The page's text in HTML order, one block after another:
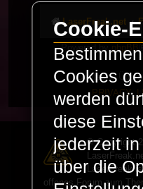
LaserFreak.net
Powered by phpBB
Deutsche
© Copyright
LaserFreak
offenes Forum zum
Cookie-
Cookies
werden
diese
jederzeit
über die